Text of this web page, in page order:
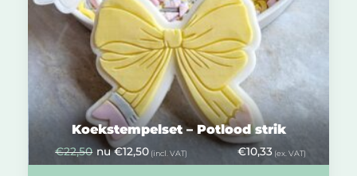
Koekstempelset – Potlood strik
€22,50 nu €12,50 (incl. VAT) €10,33(ex. VAT)